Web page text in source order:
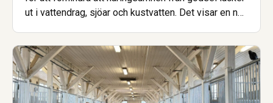
ut i vattendrag, sjöar och kustvatten. Det visar en ny
Samtidigt pekar resultaten tydligt på att ekonomiska
förutsättningar och tillgång till rätt stöd är avgörande
för att fler ska kunna göra mer.